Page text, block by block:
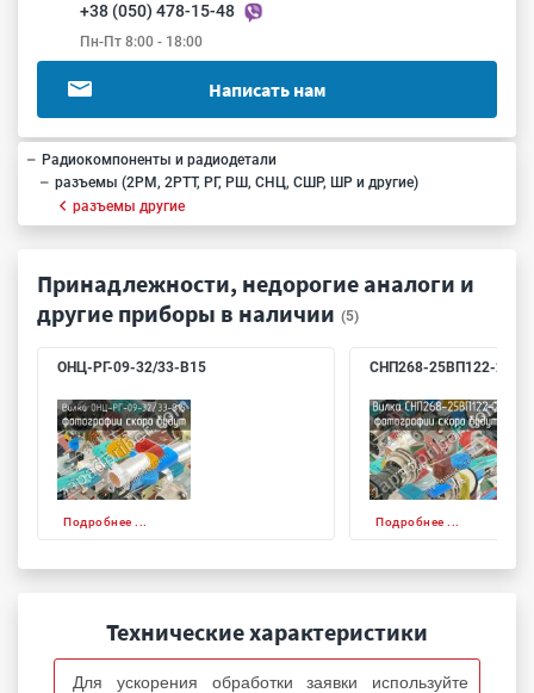
+38 (050) 478-15-48
Пн-Пт 8:00 - 18:00
Написать нам
Радиокомпоненты и радиодетали
разъемы (2РМ, 2РТТ, РГ, РШ, СНЦ, СШР, ШР и другие)
разъемы другие
Принадлежности, недорогие аналоги и
другие приборы в наличии (5)
ОНЦ-РГ-09-32/33-В15
Подробнее ...
СНП268-25ВП122-2
Подробнее ...
Технические характеристики
Для ускорения обработки заявки используйте